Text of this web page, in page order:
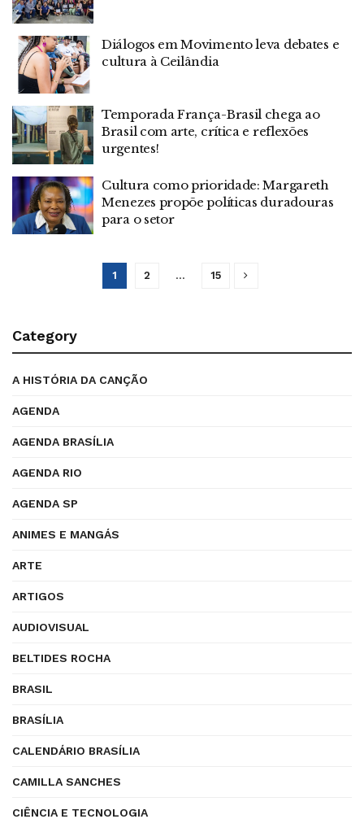
Diálogos em Movimento leva debates e
cultura à Ceilândia
Temporada França-Brasil chega ao
Brasil com arte, crítica e reflexões
urgentes!
Cultura como prioridade: Margareth
Menezes propõe políticas duradouras
para o setor
1 2 … 15
Category
A HISTÓRIA DA CANÇÃO
AGENDA
AGENDA BRASÍLIA
AGENDA RIO
AGENDA SP
ANIMES E MANGÁS
ARTE
ARTIGOS
AUDIOVISUAL
BELTIDES ROCHA
BRASIL
BRASÍLIA
CALENDÁRIO BRASÍLIA
CAMILLA SANCHES
CIÊNCIA E TECNOLOGIA